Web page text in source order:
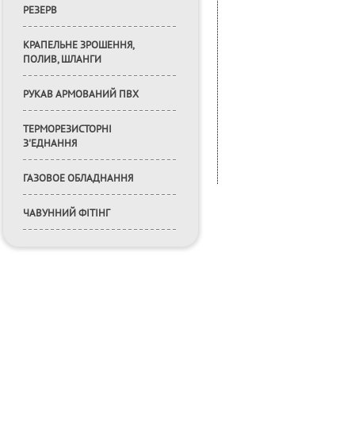
РЕЗЕРВ
КРАПЕЛЬНЕ ЗРОШЕННЯ,
ПОЛИВ, ШЛАНГИ
РУКАВ АРМОВАНИЙ ПВХ
ТЕРМОРЕЗИСТОРНІ
З'ЕДНАННЯ
ГАЗОВОЕ ОБЛАДНАННЯ
ЧАВУННИЙ ФІТІНГ